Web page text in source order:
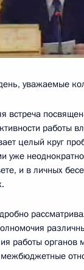
уважаемые
встреча
работы
целый круг
уже
и в личных
работы органов